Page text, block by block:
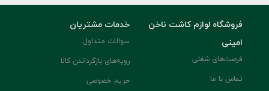
فروشگاه لوازم کاشت ناخن
امینی
فرصت‌های شغلی
تماس با ما
خدمات مشتریان
سوالات متداول
رویه‌های بازگرداندن کالا
حریم خصوصی